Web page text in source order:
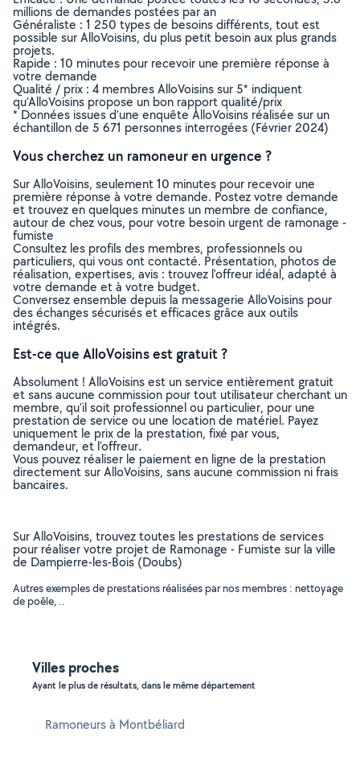
millions de demandes postées par an
Généraliste : 1 250 types de besoins différents, tout est
possible sur AlloVoisins, du plus petit besoin aux plus grands
projets.
Rapide : 10 minutes pour recevoir une première réponse à
votre demande
Qualité / prix : 4 membres AlloVoisins sur 5* indiquent
qu’AlloVoisins propose un bon rapport qualité/prix
* Données issues d’une enquête AlloVoisins réalisée sur un
échantillon de 5 671 personnes interrogées (Février 2024)
Vous cherchez un ramoneur en urgence ?
Sur AlloVoisins, seulement 10 minutes pour recevoir une
première réponse à votre demande. Postez votre demande
et trouvez en quelques minutes un membre de confiance,
autour de chez vous, pour votre besoin urgent de ramonage -
fumiste
Consultez les profils des membres, professionnels ou
particuliers, qui vous ont contacté. Présentation, photos de
réalisation, expertises, avis : trouvez l'offreur idéal, adapté à
votre demande et à votre budget.
Conversez ensemble depuis la messagerie AlloVoisins pour
des échanges sécurisés et efficaces grâce aux outils
intégrés.
Est-ce que AlloVoisins est gratuit ?
Absolument ! AlloVoisins est un service entièrement gratuit
et sans aucune commission pour tout utilisateur cherchant un
membre, qu’il soit professionnel ou particulier, pour une
prestation de service ou une location de matériel. Payez
uniquement le prix de la prestation, fixé par vous,
demandeur, et l’offreur.
Vous pouvez réaliser le paiement en ligne de la prestation
directement sur AlloVoisins, sans aucune commission ni frais
bancaires.
Sur AlloVoisins, trouvez toutes les prestations de services
pour réaliser votre projet de Ramonage - Fumiste sur la ville
de Dampierre-les-Bois (Doubs)
Autres exemples de prestations réalisées par nos membres : nettoyage
de poêle, ..
Villes proches
Ayant le plus de résultats, dans le même département
Ramoneurs à Montbéliard